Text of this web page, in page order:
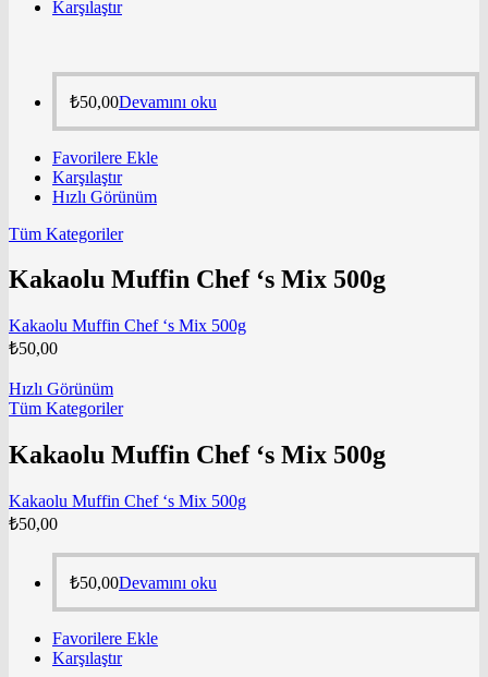
Karşılaştır
₺50,00Devamını oku
Favorilere Ekle
Karşılaştır
Hızlı Görünüm
Tüm Kategoriler
Kakaolu Muffin Chef ‘s Mix 500g
Kakaolu Muffin Chef ‘s Mix 500g
₺50,00
Hızlı Görünüm
Tüm Kategoriler
Kakaolu Muffin Chef ‘s Mix 500g
Kakaolu Muffin Chef ‘s Mix 500g
₺50,00
₺50,00Devamını oku
Favorilere Ekle
Karşılaştır